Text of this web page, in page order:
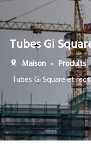
Tubes Gi
Maison » Produits
Tubes Gi Square et